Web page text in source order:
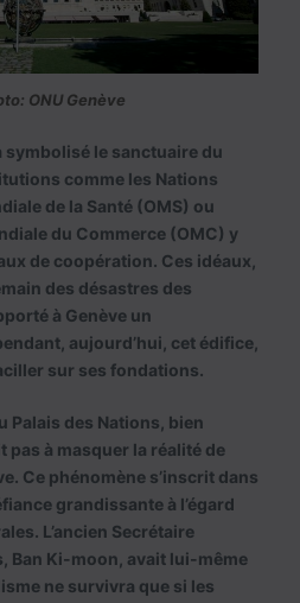
ONU Genève
symbolisé le sanctuaire du
comme les Nations
de la Santé (OMS) ou
du Commerce (OMC) y
de coopération. Ces idéaux,
des désastres des
à Genève un
aujourd’hui, cet édifice,
sur ses fondations.
Palais des Nations, bien
pas à masquer la réalité de
Ce phénomène s’inscrit dans
grandissante à l’égard
L’ancien Secrétaire
Ban Ki-moon, avait lui-même
ne survivra que si les